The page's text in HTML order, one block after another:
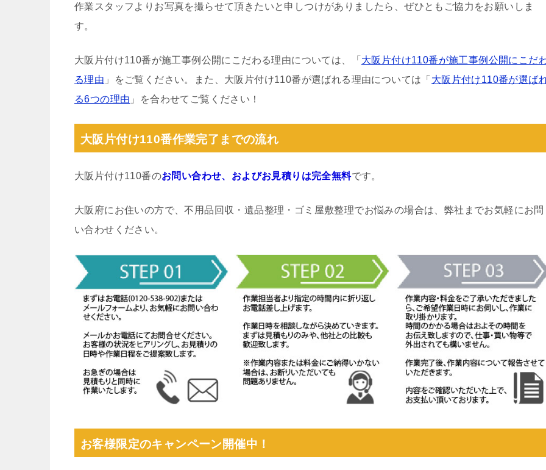
作業スタッフよりお写真を撮らせて頂きたいと申しつけがありましたら、ぜひともご協力をお願いしま
す。
大阪片付け110番が施工事例公開にこだわる理由については、「 大阪片付け110番が施工事例公開にこだ
る理由 」をご覧ください。また、大阪片付け110番が選ばれる理由については「 大阪片付け110番が選ば
る6つの理由 」を合わせてご覧ください！
大阪片付け110番作業完了までの流れ
大阪片付け110番のお問い合わせ、およびお見積りは完全無料です。
大阪府にお住いの方で、不用品回収・遺品整理・ゴミ屋敷整理でお悩みの場合は、弊社までお気軽にお問
い合わせください。
お客様限定のキャンペーン開催中！